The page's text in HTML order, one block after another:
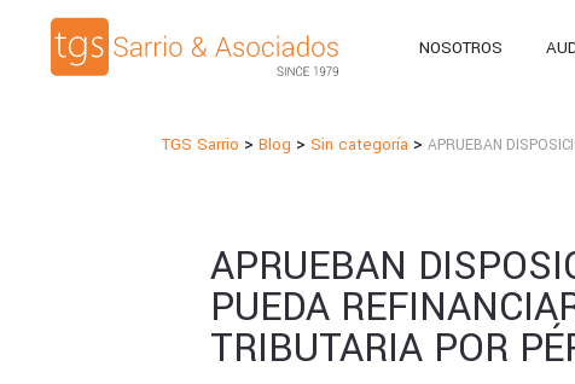
NOSOTROS
TGS Sarrio >Blog >Sin categoría >APRUEBAN
APRUEBAN
PUEDA
TRIBUTARIA POR